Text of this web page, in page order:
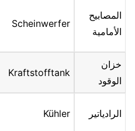
المصابيح
الأمامية
Scheinwerfer
خزان
الوقود
Kraftstofftank
الرادياتير Kühler